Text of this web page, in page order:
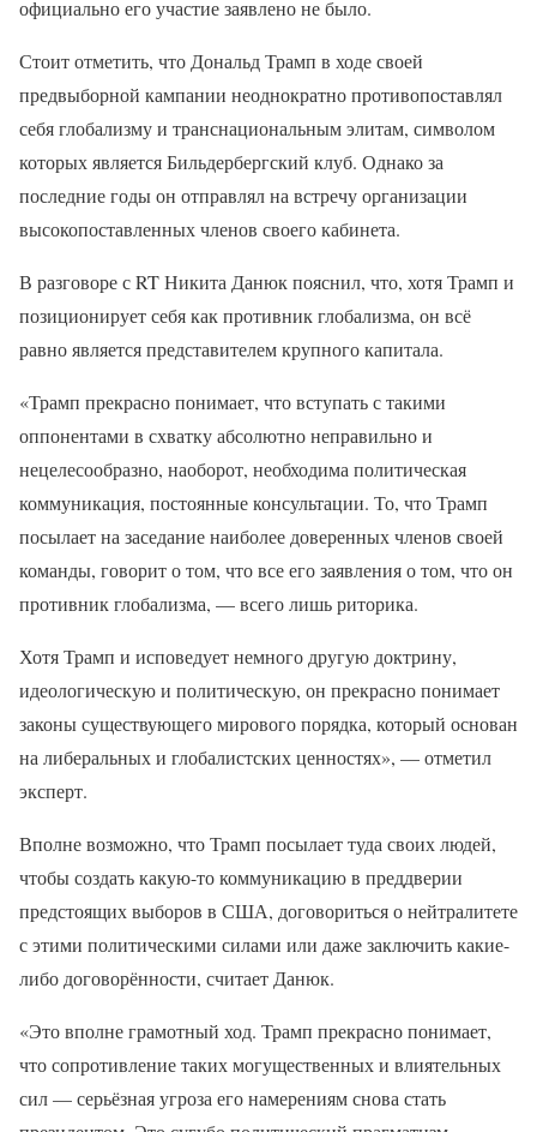
официально его участие заявлено не было.
Стоит отметить, что Дональд Трамп в ходе своей
предвыборной кампании неоднократно противопоставлял
себя глобализму и транснациональным элитам, символом
которых является Бильдербергский клуб. Однако за
последние годы он отправлял на встречу организации
высокопоставленных членов своего кабинета.
В разговоре с RT Никита Данюк пояснил, что, хотя Трамп и
позиционирует себя как противник глобализма, он всё
равно является представителем крупного капитала.
«Трамп прекрасно понимает, что вступать с такими
оппонентами в схватку абсолютно неправильно и
нецелесообразно, наоборот, необходима политическая
коммуникация, постоянные консультации. То, что Трамп
посылает на заседание наиболее доверенных членов своей
команды, говорит о том, что все его заявления о том, что он
противник глобализма, — всего лишь риторика.
Хотя Трамп и исповедует немного другую доктрину,
идеологическую и политическую, он прекрасно понимает
законы существующего мирового порядка, который основан
на либеральных и глобалистских ценностях», — отметил
эксперт.
Вполне возможно, что Трамп посылает туда своих людей,
чтобы создать какую-то коммуникацию в преддверии
предстоящих выборов в США, договориться о нейтралитете
с этими политическими силами или даже заключить какие-
либо договорённости, считает Данюк.
«Это вполне грамотный ход. Трамп прекрасно понимает,
что сопротивление таких могущественных и влиятельных
сил — серьёзная угроза его намерениям снова стать